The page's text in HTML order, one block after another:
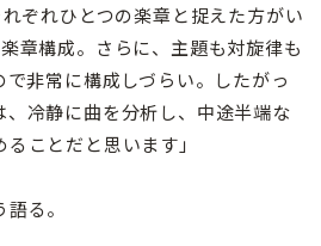
ぞれひとつの楽章と捉えた方がい
章構成。さらに、主題も対旋律も
非常に構成しづらい。したがっ
、冷静に曲を分析し、中途半端な
ことだと思います」
る。